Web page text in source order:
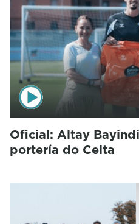
Oficial: Altay
portería do Celta